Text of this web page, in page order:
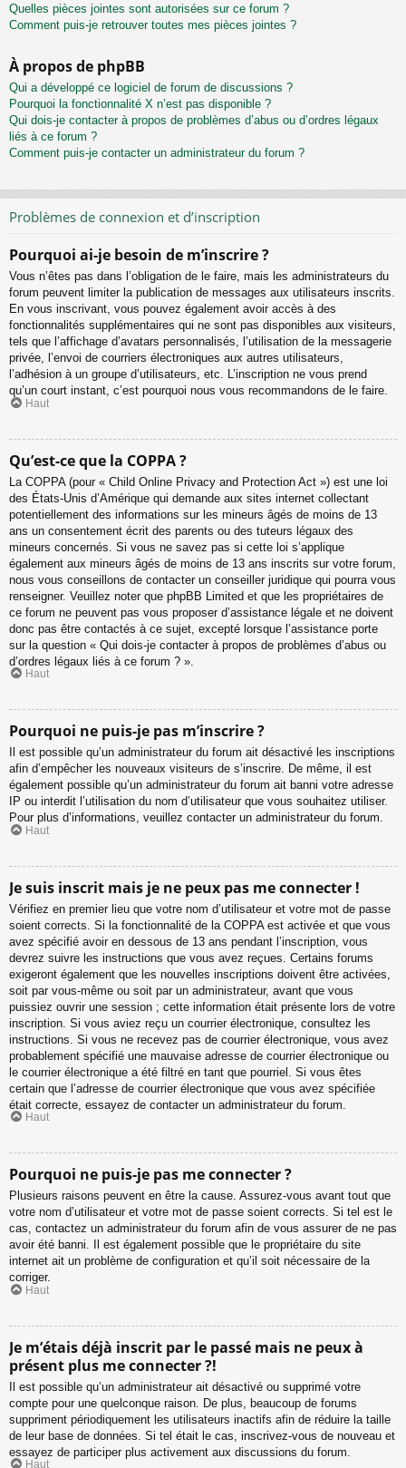
Quelles pièces jointes sont autorisées sur ce forum ?
Comment puis-je retrouver toutes mes pièces jointes ?
À propos de phpBB
Qui a développé ce logiciel de forum de discussions ?
Pourquoi la fonctionnalité X n’est pas disponible ?
Qui dois-je contacter à propos de problèmes d’abus ou d’ordres légaux
liés à ce forum ?
Comment puis-je contacter un administrateur du forum ?
Problèmes de connexion et d’inscription
Pourquoi ai-je besoin de m’inscrire ?
Vous n’êtes pas dans l’obligation de le faire, mais les administrateurs du
forum peuvent limiter la publication de messages aux utilisateurs inscrits.
En vous inscrivant, vous pouvez également avoir accès à des
fonctionnalités supplémentaires qui ne sont pas disponibles aux visiteurs,
tels que l’affichage d’avatars personnalisés, l’utilisation de la messagerie
privée, l’envoi de courriers électroniques aux autres utilisateurs,
l’adhésion à un groupe d’utilisateurs, etc. L’inscription ne vous prend
qu’un court instant, c’est pourquoi nous vous recommandons de le faire.
Haut
Qu’est-ce que la COPPA ?
La COPPA (pour « Child Online Privacy and Protection Act ») est une loi
des États-Unis d’Amérique qui demande aux sites internet collectant
potentiellement des informations sur les mineurs âgés de moins de 13
ans un consentement écrit des parents ou des tuteurs légaux des
mineurs concernés. Si vous ne savez pas si cette loi s’applique
également aux mineurs âgés de moins de 13 ans inscrits sur votre forum,
nous vous conseillons de contacter un conseiller juridique qui pourra vous
renseigner. Veuillez noter que phpBB Limited et que les propriétaires de
ce forum ne peuvent pas vous proposer d’assistance légale et ne doivent
donc pas être contactés à ce sujet, excepté lorsque l’assistance porte
sur la question « Qui dois-je contacter à propos de problèmes d’abus ou
d’ordres légaux liés à ce forum ? ».
Haut
Pourquoi ne puis-je pas m’inscrire ?
Il est possible qu’un administrateur du forum ait désactivé les inscriptions
afin d’empêcher les nouveaux visiteurs de s’inscrire. De même, il est
également possible qu’un administrateur du forum ait banni votre adresse
IP ou interdit l’utilisation du nom d’utilisateur que vous souhaitez utiliser.
Pour plus d’informations, veuillez contacter un administrateur du forum.
Haut
Je suis inscrit mais je ne peux pas me connecter !
Vérifiez en premier lieu que votre nom d’utilisateur et votre mot de passe
soient corrects. Si la fonctionnalité de la COPPA est activée et que vous
avez spécifié avoir en dessous de 13 ans pendant l’inscription, vous
devrez suivre les instructions que vous avez reçues. Certains forums
exigeront également que les nouvelles inscriptions doivent être activées,
soit par vous-même ou soit par un administrateur, avant que vous
puissiez ouvrir une session ; cette information était présente lors de votre
inscription. Si vous aviez reçu un courrier électronique, consultez les
instructions. Si vous ne recevez pas de courrier électronique, vous avez
probablement spécifié une mauvaise adresse de courrier électronique ou
le courrier électronique a été filtré en tant que pourriel. Si vous êtes
certain que l’adresse de courrier électronique que vous avez spécifiée
était correcte, essayez de contacter un administrateur du forum.
Haut
Pourquoi ne puis-je pas me connecter ?
Plusieurs raisons peuvent en être la cause. Assurez-vous avant tout que
votre nom d’utilisateur et votre mot de passe soient corrects. Si tel est le
cas, contactez un administrateur du forum afin de vous assurer de ne pas
avoir été banni. Il est également possible que le propriétaire du site
internet ait un problème de configuration et qu’il soit nécessaire de la
corriger.
Haut
Je m’étais déjà inscrit par le passé mais ne peux à
présent plus me connecter ?!
Il est possible qu’un administrateur ait désactivé ou supprimé votre
compte pour une quelconque raison. De plus, beaucoup de forums
suppriment périodiquement les utilisateurs inactifs afin de réduire la taille
de leur base de données. Si tel était le cas, inscrivez-vous de nouveau et
essayez de participer plus activement aux discussions du forum.
Haut